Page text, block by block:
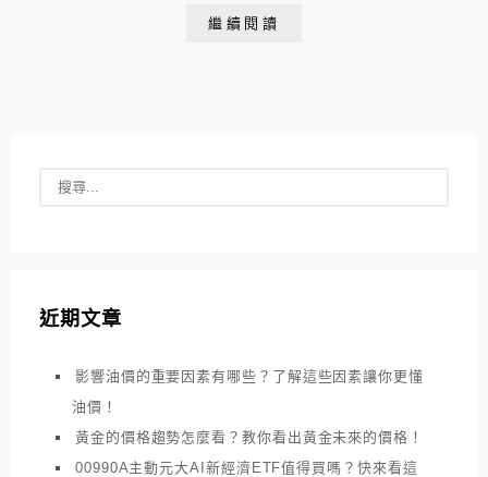
主動式ETF的成分股、配息和優缺點。
繼續閱讀
近期文章
影響油價的重要因素有哪些？了解這些因素讓你更懂
油價！
黃金的價格趨勢怎麼看？教你看出黃金未來的價格！
00990A主動元大AI新經濟ETF值得買嗎？快來看這